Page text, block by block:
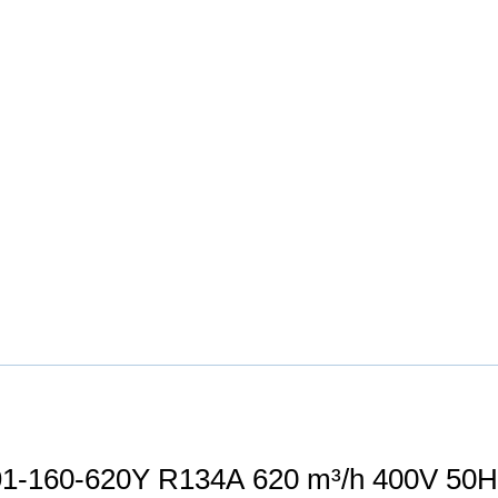
Kompressori FRASCOLD CXHI91-160-620Y